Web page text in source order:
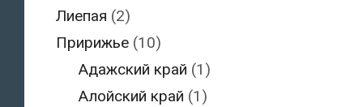
Лиепая (2)
Пририжье(10)
Адажский край (1)
Алойский край (1)